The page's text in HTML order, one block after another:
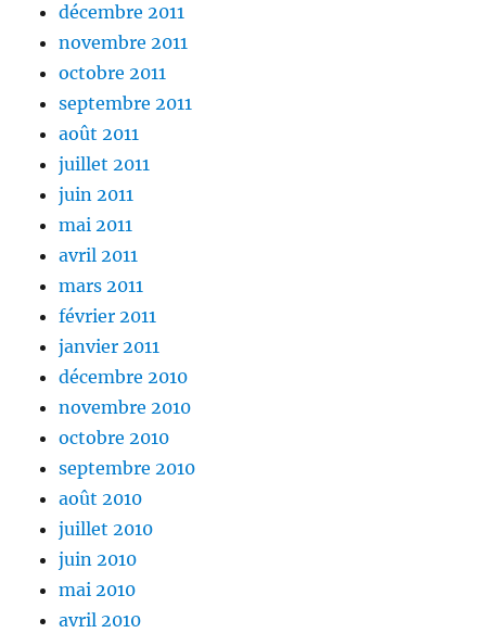
décembre 2011
novembre 2011
octobre 2011
septembre 2011
août 2011
juillet 2011
juin 2011
mai 2011
avril 2011
mars 2011
février 2011
janvier 2011
décembre 2010
novembre 2010
octobre 2010
septembre 2010
août 2010
juillet 2010
juin 2010
mai 2010
avril 2010